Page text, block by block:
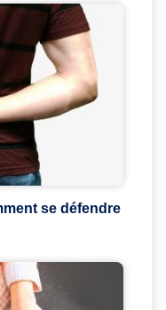
se défendre